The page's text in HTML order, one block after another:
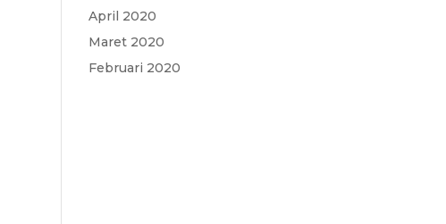
April 2020
Maret 2020
Februari 2020